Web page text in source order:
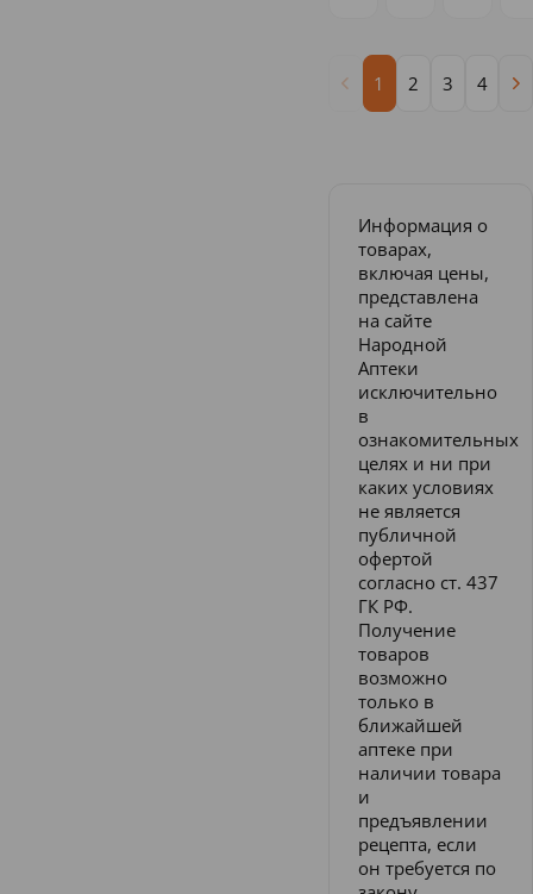
1 2 3 4
Информация о
товарах,
включая цены,
представлена
на сайте
Народной
Аптеки
исключительно
в
ознакомительных
целях и ни при
каких условиях
не является
публичной
офертой
согласно ст. 437
ГК РФ.
Получение
товаров
возможно
только в
ближайшей
аптеке при
наличии товара
и
предъявлении
рецепта, если
он требуется по